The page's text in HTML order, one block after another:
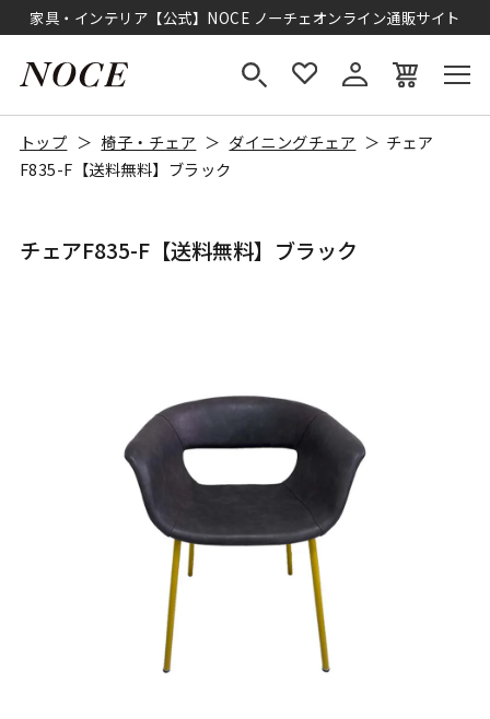
家具・インテリア【公式】NOCE ノーチェオンライン通販サイト
トップ 椅子・チェア ダイニングチェア
チェア
F835-F【送料無料】ブラック
チェアF835-F【送料無料】ブラック